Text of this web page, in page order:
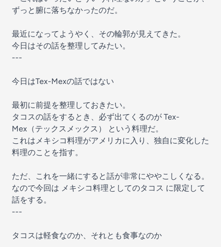
ずっと腑に落ちなかったのだ。
最近になってようやく、その輪郭が見えてきた。
今日はその話を整理してみたい。
---
今日はTex-Mexの話ではない
最初に前提を整理しておきたい。
タコスの話をするとき、必ず出てくるのが Tex-
Mex（テックスメックス） という料理だ。
これはメキシコ料理がアメリカに入り、独自に変化した
料理のことを指す。
ただ、これを一緒にすると話が非常にややこしくなる。
なので今回は メキシコ料理としてのタコス に限定して
話をする。
---
タコスは軽食なのか、それとも食事なのか